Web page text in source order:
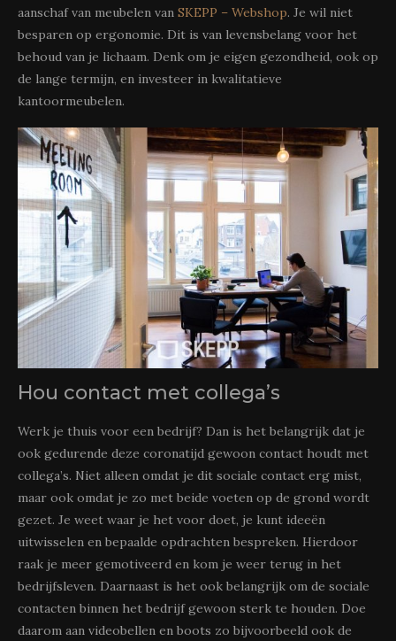
aanschaf van meubelen van SKEPP – Webshop. Je wil niet
besparen op ergonomie. Dit is van levensbelang voor het
behoud van je lichaam. Denk om je eigen gezondheid, ook op
de lange termijn, en investeer in kwalitatieve
kantoormeubelen.
Hou contact met collega’s
Werk je thuis voor een bedrijf? Dan is het belangrijk dat je
ook gedurende deze coronatijd gewoon contact houdt met
collega’s. Niet alleen omdat je dit sociale contact erg mist,
maar ook omdat je zo met beide voeten op de grond wordt
gezet. Je weet waar je het voor doet, je kunt ideeën
uitwisselen en bepaalde opdrachten bespreken. Hierdoor
raak je meer gemotiveerd en kom je weer terug in het
bedrijfsleven. Daarnaast is het ook belangrijk om de sociale
contacten binnen het bedrijf gewoon sterk te houden. Doe
daarom aan videobellen en boots zo bijvoorbeeld ook de